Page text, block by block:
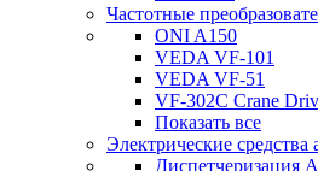
Частотные
ONI A150
VEDA VF-101
VEDA VF-51
VF-302C Crane
Показать все
Электрические